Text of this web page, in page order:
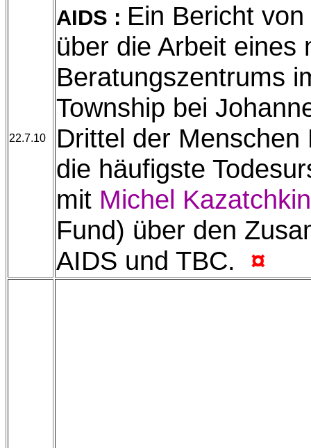
22.7.10
AIDS : Ein Bericht
über die Arbeit eines
Beratungszentrums
Township bei
Drittel der Menschen
die häufigste
mit Michel
Fund) über den
AIDS und TBC. ¤